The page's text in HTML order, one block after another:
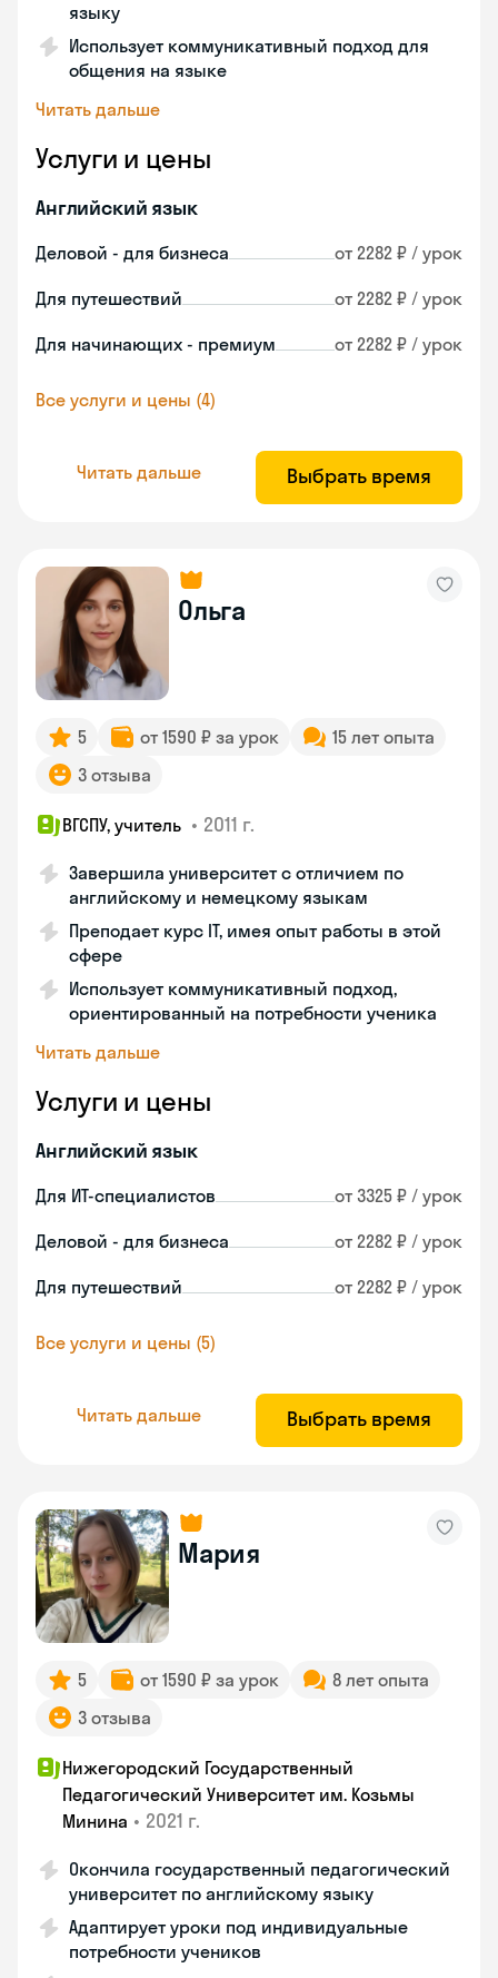
языку
Использует коммуникативный подход для
общения на языке
Читать дальше
Услуги и цены
Английский язык
Деловой - для бизнеса от 2282 ₽ / урок
Для путешествий от 2282 ₽ / урок
Для начинающих - премиум от 2282 ₽ / урок
Все услуги и цены (4)
Читать дальше Выбрать время
Ольга
5 от 1590 ₽ за урок
15 лет опыта
3 отзыва
ВГСПУ, учитель • 2011 г.
Завершила университет с отличием по
английскому и немецкому языкам
Преподает курс IT, имея опыт работы в этой
сфере
Использует коммуникативный подход,
ориентированный на потребности ученика
Читать дальше
Услуги и цены
Английский язык
Для ИТ-специалистов от 3325 ₽ / урок
Деловой - для бизнеса от 2282 ₽ / урок
Для путешествий от 2282 ₽ / урок
Все услуги и цены (5)
Читать дальше Выбрать время
Мария
5 от 1590 ₽ за урок
8 лет опыта
3 отзыва
Нижегородский Государственный
Педагогический Университет им. Козьмы
Минина • 2021 г.
Окончила государственный педагогический
университет по английскому языку
Адаптирует уроки под индивидуальные
потребности учеников